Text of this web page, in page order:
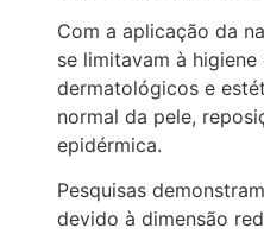
Com a aplicação da
se limitavam à
dermatológicos e
normal da pele,
epidérmica.
Pesquisas
devido à dimensão